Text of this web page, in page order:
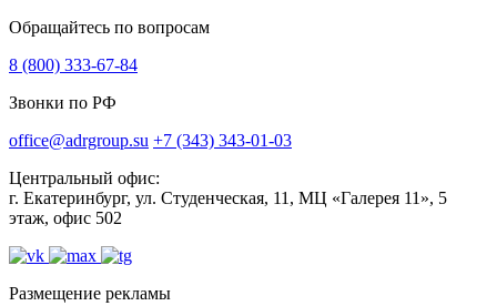
Обращайтесь по вопросам
8 (800) 333-67-84
Звонки по РФ
office@adrgroup.su +7 (343) 343-01-03
Центральный офис:
г. Екатеринбург, ул. Студенческая, 11, МЦ «Галерея 11», 5
этаж, офис 502
Размещение рекламы